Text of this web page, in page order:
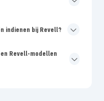
indienen bij Revell?
Revell-modellen